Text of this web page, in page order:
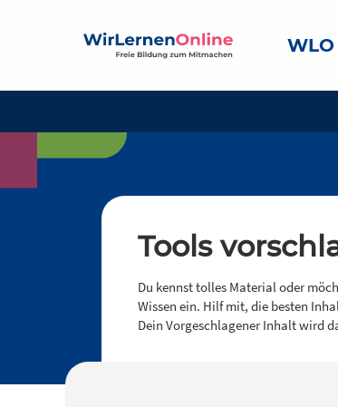
WLO
Tools
Du kennst tolles Material oder
Wissen ein. Hilf mit, die besten
Dein Vorgeschlagener Inhalt wird